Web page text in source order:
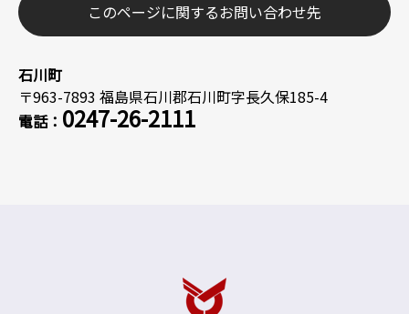
このページに関するお問い合わせ先
石川町
〒963-7893 福島県石川郡石川町字長久保185-4
電話： 0247-26-2111